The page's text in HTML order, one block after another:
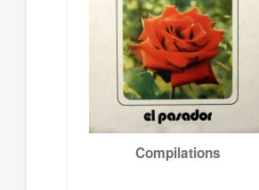
Compilations